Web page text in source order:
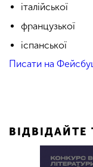
італійської
французької
іспанської
Писати на